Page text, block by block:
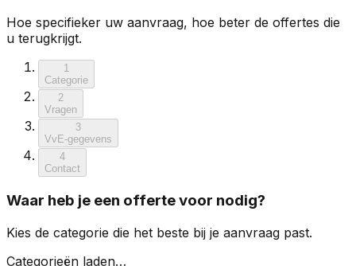
Hoe specifieker uw aanvraag, hoe beter de offertes die
u terugkrijgt.
1
Categorie
2
Vragen
3
VvE-gegevens
4
Contact
Waar heb je een offerte voor nodig?
Kies de categorie die het beste bij je aanvraag past.
Categorieën laden…